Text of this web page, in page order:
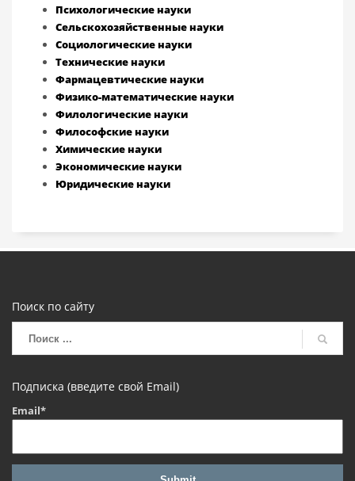
Психологические науки
Сельскохозяйственные науки
Социологические науки
Технические науки
Фармацевтические науки
Физико-математические науки
Филологические науки
Философские науки
Химические науки
Экономические науки
Юридические науки
Поиск по сайту
Подписка (введите свой Email)
Email*